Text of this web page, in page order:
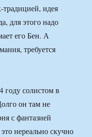
традицией, идея
для этого надо
его Бен. А
требуется
году солистом в
он там не
с фантазией
нереально скучно